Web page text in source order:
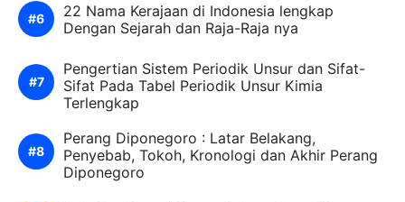
22 Nama Kerajaan di Indonesia lengkap
Dengan Sejarah dan Raja-Raja nya
Pengertian Sistem Periodik Unsur dan Sifat-
Sifat Pada Tabel Periodik Unsur Kimia
Terlengkap
Perang Diponegoro : Latar Belakang,
Penyebab, Tokoh, Kronologi dan Akhir Perang
Diponegoro